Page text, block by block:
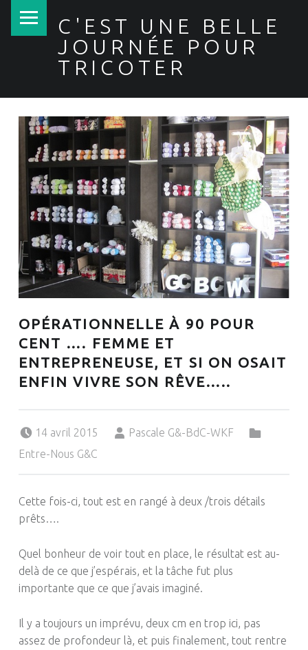
C'EST UNE BELLE
JOURNÉE POUR
TRICOTER
OPÉRATIONNELLE À 90 POUR
CENT …. FEMME ET
ENTREPRENEUSE, ET SI ON OSAIT
ENFIN VIVRE SON RÊVE…..
14 avril 2015
Pascale G&-BdC-WKF
Entre-Nous G&C
Cette fois-ci, tout est en rangé à deux /trois détails
prêts….
Quel bonheur de voir tout en place, le résultat est au-
delà de ce que j’espérais, et la tâche fut plus
importante que ce que j’avais imaginé.
Il y a toujours un imprévu, deux cm en trop ici, pas
assez de profondeur là, et puis finalement, tout rentre